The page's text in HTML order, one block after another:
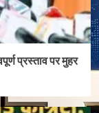
प्रस्ताव पर मुहर